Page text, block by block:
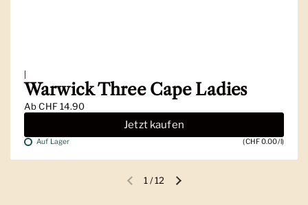
Warwick Three Cape Ladies
AbCHF 14.90
Jetzt kaufen
Auf Lager (CHF 0.00/l)
Vorherige FolieNächste Folie
1 /12